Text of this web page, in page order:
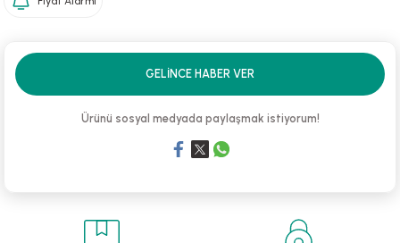
Hidroforlar GELINCE HABER VER
Ürünü sosyal medyada paylaşmak istiyorum!